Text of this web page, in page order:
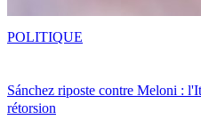
Sánchez riposte contre Meloni :
rétorsion
POLITIQUE